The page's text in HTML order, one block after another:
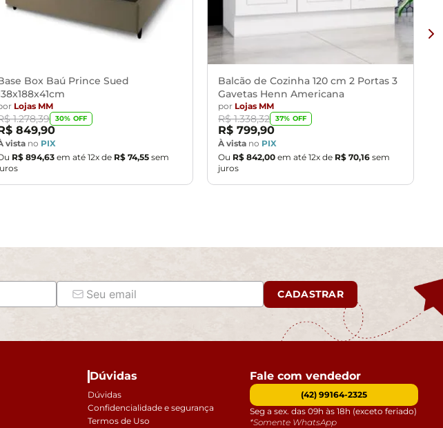
Box Baú Prince Sued
Lojas MM
1.278,39 30% OFF
849,90
vista no PIX
R$ 894,63 em até 12x de R$ 74,55 sem
Balcão de Cozinha 120 cm 2 Portas 3
Gavetas Henn Americana
por Lojas MM
R$ 1.338,32 37% OFF
R$ 799,90
À vista no PIX
Ou R$ 842,00 em até 12x de R$ 70,16 sem
juros
CADASTRAR
Dúvidas
Dúvidas
Confidencialidade e segurança
Termos de Uso
Fale com vendedor
(42) 99164-2325
Seg a sex. das 09h às 18h (exceto feriado)
*Somente WhatsApp